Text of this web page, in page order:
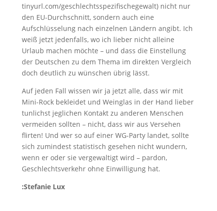
tinyurl.com/geschlechtsspezifischegewalt) nicht nur
den EU-Durchschnitt, sondern auch eine
Aufschlüsselung nach einzelnen Ländern angibt. Ich
weiß jetzt jedenfalls, wo ich lieber nicht alleine
Urlaub machen möchte – und dass die Einstellung
der Deutschen zu dem Thema im direkten Vergleich
doch deutlich zu wünschen übrig lässt.
Auf jeden Fall wissen wir ja jetzt alle, dass wir mit
Mini-Rock bekleidet und Weinglas in der Hand lieber
tunlichst jeglichen Kontakt zu anderen Menschen
vermeiden sollten – nicht, dass wir aus Versehen
flirten! Und wer so auf einer WG-Party landet, sollte
sich zumindest statistisch gesehen nicht wundern,
wenn er oder sie vergewaltigt wird – pardon,
Geschlechtsverkehr ohne Einwilligung hat.
:Stefanie Lux